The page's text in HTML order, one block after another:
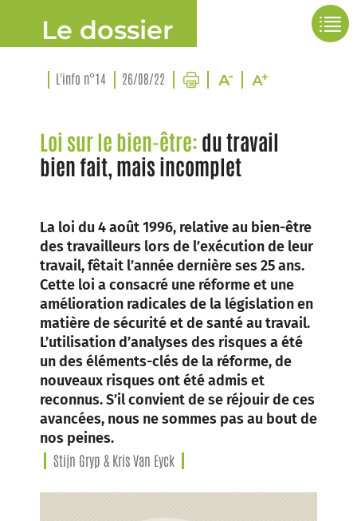
Le dossier
L'info n°14 26/08/22
Loi sur le bien-être: du travail
bien fait, mais incomplet
La loi du 4 août 1996, relative au bien-être
des travailleurs lors de l’exécution de leur
travail, fêtait l’année dernière ses 25 ans.
Cette loi a consacré une réforme et une
amélioration radicales de la législation en
matière de sécurité et de santé au travail.
L’utilisation d’analyses des risques a été
un des éléments-clés de la réforme, de
nouveaux risques ont été admis et
reconnus. S’il convient de se réjouir de ces
avancées, nous ne sommes pas au bout de
nos peines.
Stijn Gryp & Kris Van Eyck